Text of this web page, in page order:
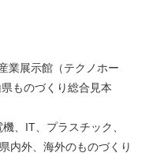
業展示館（テクノホー
ものづくり総合見本
、IT、プラスチック、
内外、海外のものづくり